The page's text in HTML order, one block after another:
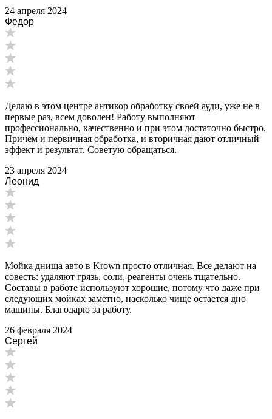
24 апреля 2024
Федор
Делаю в этом центре антикор обработку своей ауди, уже не в
первые раз, всем доволен! Работу выполняют
профессионально, качественно и при этом достаточно быстро.
Причем и первичная обработка, и вторичная дают отличный
эффект и результат. Советую обращаться.
23 апреля 2024
Леонид
Мойка днища авто в Krown просто отличная. Все делают на
совесть: удаляют грязь, соли, реагенты очень тщательно.
Составы в работе используют хорошие, потому что даже при
следующих мойках заметно, насколько чище остается дно
машины. Благодарю за работу.
26 февраля 2024
Сергей